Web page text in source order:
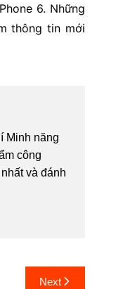
6. Những
thông tin mới
Minh năng
công
và đánh
Next